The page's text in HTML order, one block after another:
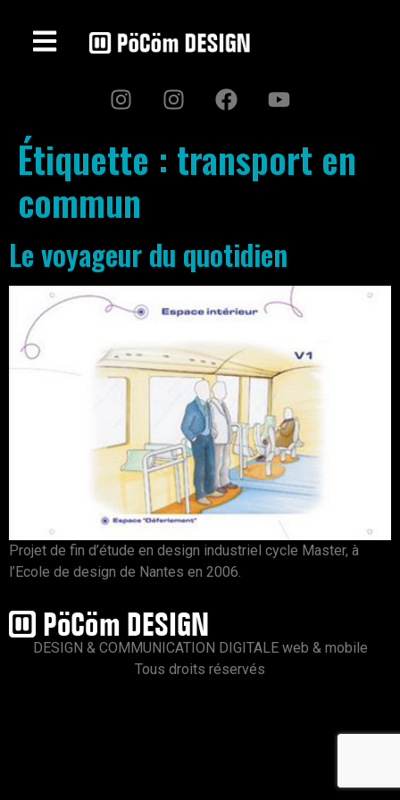
Étiquette : transport en
commun
Le voyageur du quotidien
Projet de fin d’étude en design industriel cycle Master, à
l’Ecole de design de Nantes en 2006.
DESIGN & COMMUNICATION DIGITALE web & mobile
Tous droits réservés